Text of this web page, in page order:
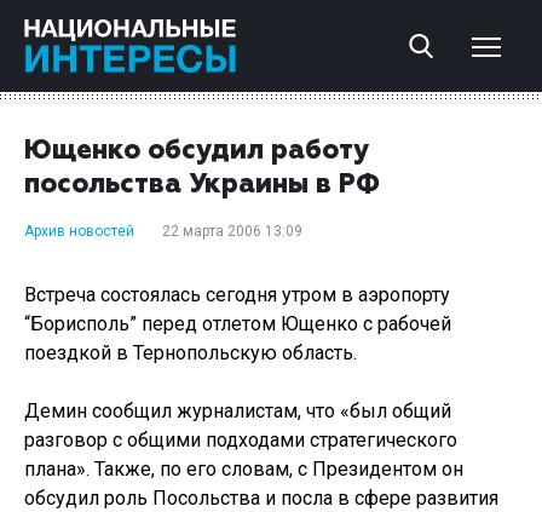
Ющенко обсудил работу
посольства Украины в РФ
Архив новостей 22 марта 2006 13:09
Встреча состоялась сегодня утром в аэропорту
“Борисполь” перед отлетом Ющенко с рабочей
поездкой в Тернопольскую область.
Демин сообщил журналистам, что «был общий
разговор с общими подходами стратегического
плана». Также, по его словам, с Президентом он
обсудил роль Посольства и посла в сфере развития